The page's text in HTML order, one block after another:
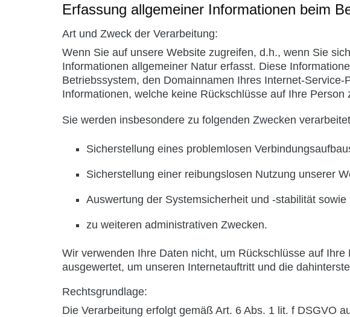
Erfassung allgemeiner Informationen beim
Art und Zweck der Verarbeitung:
Wenn Sie auf unsere Website zugreifen, d.h., wenn Sie
Informationen allgemeiner Natur erfasst. Diese
Betriebssystem, den Domainnamen Ihres Internet-
Informationen, welche keine Rückschlüsse auf Ihre Person
Sie werden insbesondere zu folgenden Zwecken
Sicherstellung eines problemlosen
Sicherstellung einer reibungslosen Nutzung unserer
Auswertung der Systemsicherheit und -stabilität sowie
zu weiteren administrativen Zwecken.
Wir verwenden Ihre Daten nicht, um Rückschlüsse auf
ausgewertet, um unseren Internetauftritt und die
Rechtsgrundlage:
Die Verarbeitung erfolgt gemäß Art. 6 Abs. 1 lit. f DSGVO